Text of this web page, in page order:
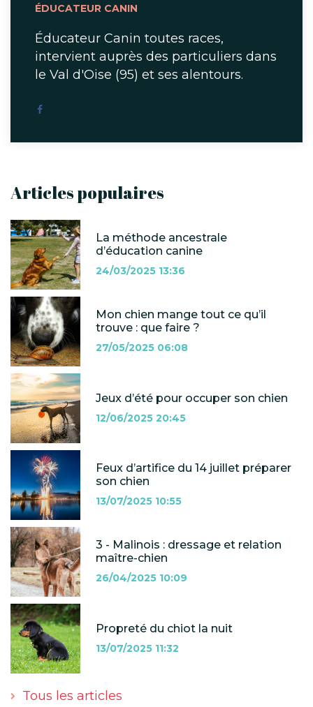
ÉDUCATEUR CANIN
Éducateur Canin toutes races,
intervient auprès des particuliers dans
le Val d'Oise (95) et ses alentours.
Articles populaires
La méthode ancestrale
d’éducation canine
24/03/2025 13:36
Mon chien mange tout ce qu’il
trouve : que faire ?
27/05/2025 06:08
Jeux d’été pour occuper son chien
12/06/2025 20:45
Feux d’artifice du 14 juillet préparer
son chien
13/07/2025 10:55
3 - Malinois : dressage et relation
maître-chien
26/04/2025 10:09
Propreté du chiot la nuit
13/07/2025 11:32
Tous les articles